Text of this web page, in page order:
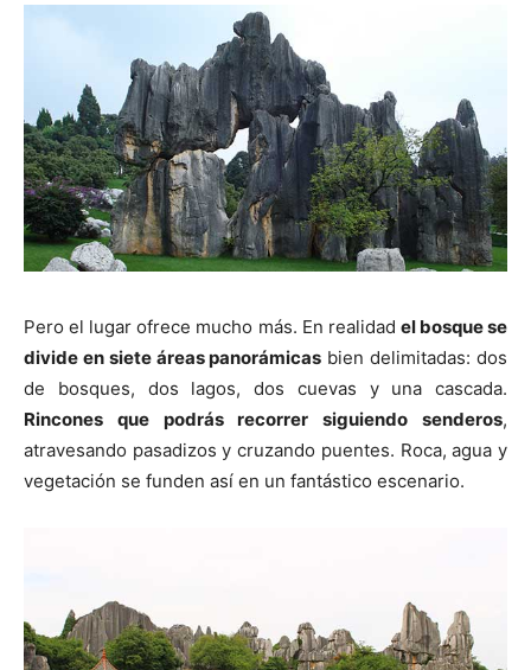
Pero el lugar ofrece mucho más. En realidad el bosque se
divide en siete áreas panorámicas bien delimitadas: dos
de bosques, dos lagos, dos cuevas y una cascada.
Rincones que podrás recorrer siguiendo senderos,
atravesando pasadizos y cruzando puentes. Roca, agua y
vegetación se funden así en un fantástico escenario.